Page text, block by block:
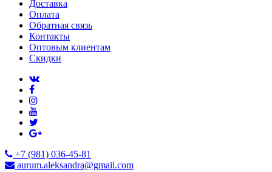
Доставка
Оплата
Обратная связь
Контакты
Оптовым клиентам
Скидки
+7 (981) 036-45-81
aurum.aleksandra@gmail.com